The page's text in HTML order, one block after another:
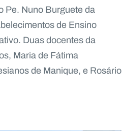
Pe. Nuno Burguete da
de Ensino
Duas docentes da
Maria de Fátima
de Manique, e Rosário